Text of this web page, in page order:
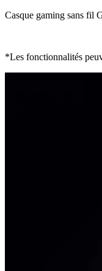
Casque gaming sans fil
*Les fonctionnalités